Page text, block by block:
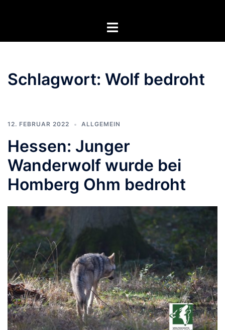
Menü
Schlagwort: Wolf bedroht
12. FEBRUAR 2022 ALLGEMEIN
Hessen: Junger
Wanderwolf wurde bei
Homberg Ohm bedroht